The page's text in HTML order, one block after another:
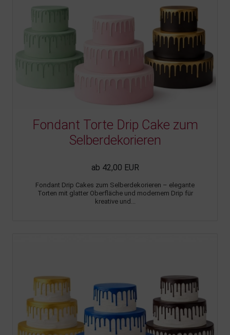
Fondant Torte Drip Cake zum
Selberdekorieren
ab 42,00 EUR
Fondant Drip Cakes zum Selberdekorieren – elegante
Torten mit glatter Oberfläche und modernem Drip für
kreative und...